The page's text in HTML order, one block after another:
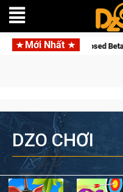
Mới Nhất
Gia Nhập Closed Beta Norse
DZO CHƠI